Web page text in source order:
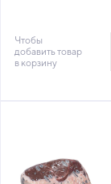
Чтобы
добавить товар
в корзину